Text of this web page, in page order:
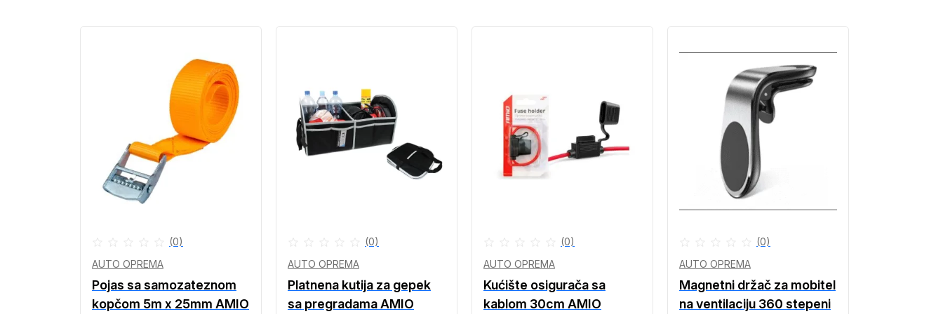
(0)
AUTO OPREMA
Pojas sa samozateznom
kopčom 5m x 25mm AMIO
(0)
AUTO OPREMA
Platnena kutija za gepek
sa pregradama AMIO
(0)
AUTO OPREMA
Kućište osigurača sa
kablom 30cm AMIO
(0)
AUTO OPREMA
Magnetni držač za mobitel
na ventilaciju 360 stepeni